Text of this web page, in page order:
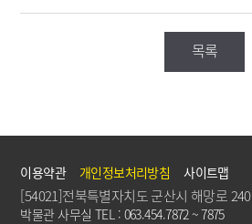
목록
이용약관 개인정보처리방침 사이트맵
[54021]전북특별자치도 군산시 해망로 240
박물관 사무실 TEL : 063.454.7872 ~ 7875